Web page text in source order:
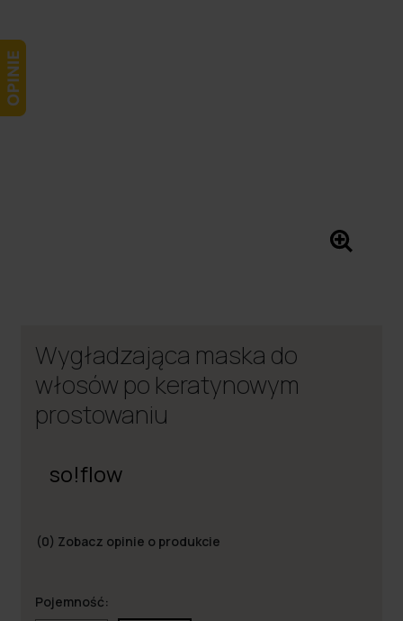
Wygładzająca maska do
włosów po keratynowym
prostowaniu
so!flow
(0) Zobacz opinie o produkcie
Pojemność: